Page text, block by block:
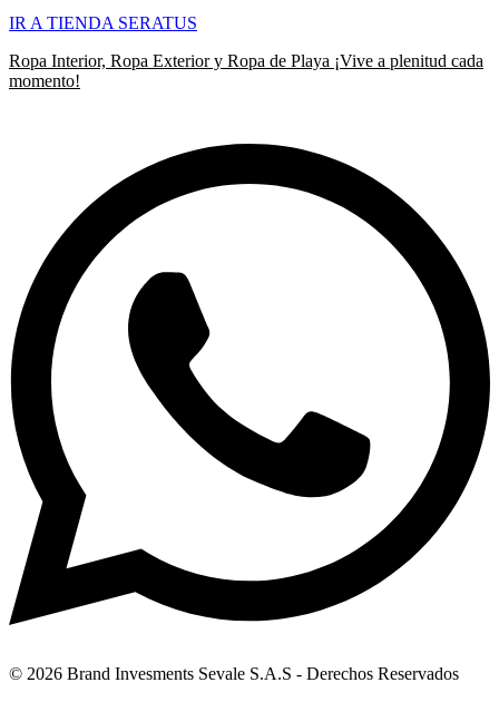
IR A TIENDA SERATUS
Ropa Interior, Ropa Exterior y Ropa de Playa ¡Vive a plenitud cada
momento!
© 2026 Brand Invesments Sevale S.A.S - Derechos Reservados